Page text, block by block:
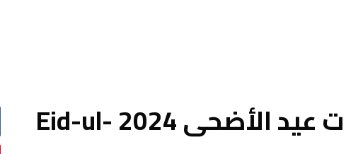
أجمل صور وخلفيات عيد الأضحى 2024 Eid-ul-